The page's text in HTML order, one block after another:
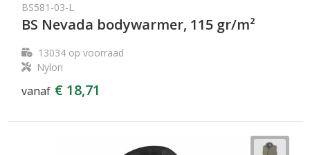
BS581-03-L
BS Nevada bodywarmer, 115 gr/m²
13034op voorraad
Nylon
vanaf € 18,71